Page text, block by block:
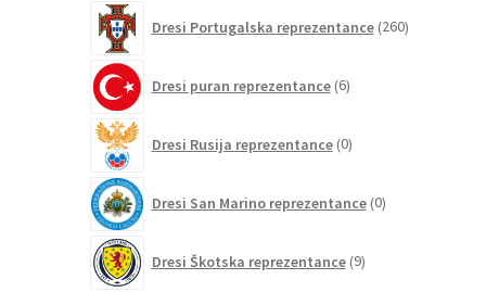
Dresi Portugalska reprezentance 260izdelkov
Dresi puran reprezentance 6izdelkov
Dresi Rusija reprezentance 0izdelkov
Dresi San Marino reprezentance 0izdelkov
Dresi Škotska reprezentance 9izdelkov